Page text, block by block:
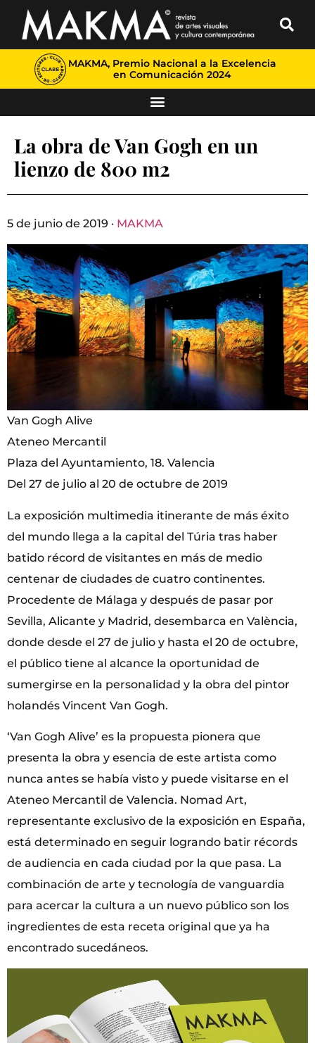
MAKMA, Premio Nacional a la Excelencia
en Comunicación 2024
La obra de Van Gogh en un
lienzo de 800 m2
5 de junio de 2019 · MAKMA
Van Gogh Alive
Ateneo Mercantil
Plaza del Ayuntamiento, 18. Valencia
Del 27 de julio al 20 de octubre de 2019
La exposición multimedia itinerante de más éxito
del mundo llega a la capital del Túria tras haber
batido récord de visitantes en más de medio
centenar de ciudades de cuatro continentes.
Procedente de Málaga y después de pasar por
Sevilla, Alicante y Madrid, desembarca en València,
donde desde el 27 de julio y hasta el 20 de octubre,
el público tiene al alcance la oportunidad de
sumergirse en la personalidad y la obra del pintor
holandés Vincent Van Gogh.
‘Van Gogh Alive’ es la propuesta pionera que
presenta la obra y esencia de este artista como
nunca antes se había visto y puede visitarse en el
Ateneo Mercantil de Valencia. Nomad Art,
representante exclusivo de la exposición en España,
está determinado en seguir logrando batir récords
de audiencia en cada ciudad por la que pasa. La
combinación de arte y tecnología de vanguardia
para acercar la cultura a un nuevo público son los
ingredientes de esta receta original que ya ha
encontrado sucedáneos.